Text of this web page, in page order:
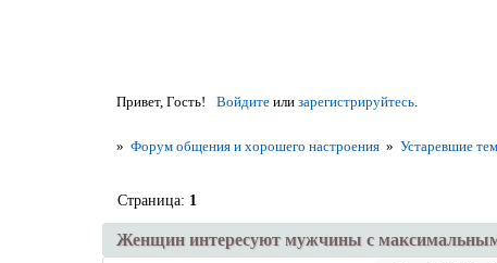
Привет, Гость! Войдитеили зарегистрируйтесь.
» Форум общения и хорошего настроения » Устаревшие
Женщин интересуют мужчины с
Страница: 1